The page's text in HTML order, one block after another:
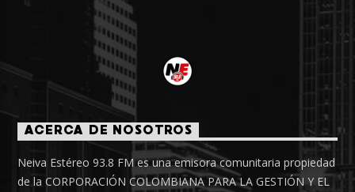
ACERCA DE NOSOTROS
Neiva Estéreo 93.8 FM es una emisora comunitaria propiedad
de la CORPORACIÓN COLOMBIANA PARA LA GESTIÓN Y EL